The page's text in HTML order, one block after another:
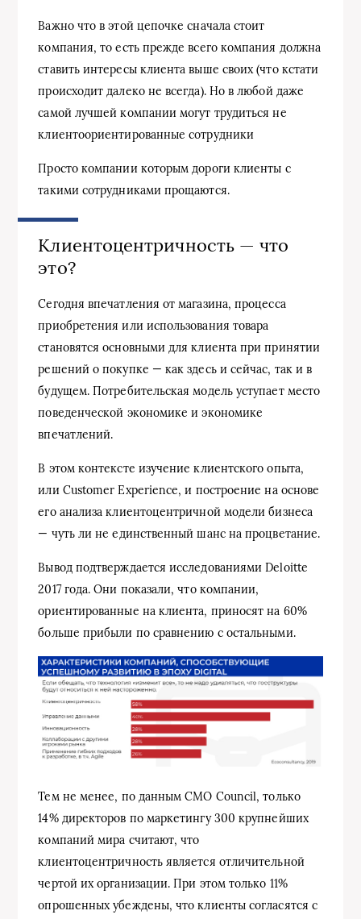
Важно что в этой цепочке сначала стоит
компания, то есть прежде всего компания должна
ставить интересы клиента выше своих (что кстати
происходит далеко не всегда). Но в любой даже
самой лучшей компании могут трудиться не
клиентоориентированные сотрудники
Просто компании которым дороги клиенты с
такими сотрудниками прощаются.
Клиентоцентричность — что
это?
Сегодня впечатления от магазина, процесса
приобретения или использования товара
становятся основными для клиента при принятии
решений о покупке — как здесь и сейчас, так и в
будущем. Потребительская модель уступает место
поведенческой экономике и экономике
впечатлений.
В этом контексте изучение клиентского опыта,
или Сustomer Еxperience, и построение на основе
его анализа клиентоцентричной модели бизнеса
— чуть ли не единственный шанс на процветание.
Вывод подтверждается исследованиями Deloitte
2017 года. Они показали, что компании,
ориентированные на клиента, приносят на 60%
больше прибыли по сравнению с остальными.
Тем не менее, по данным CMO Council, только
14% директоров по маркетингу 300 крупнейших
компаний мира считают, что
клиентоцентричность является отличительной
чертой их организации. При этом только 11%
опрошенных убеждены, что клиенты согласятся с